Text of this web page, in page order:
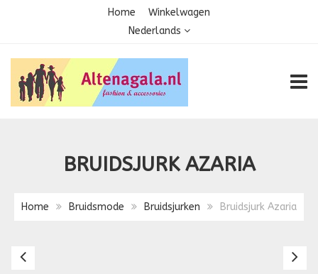
Home
Winkelwagen
Nederlands
BRUIDSJURK AZARIA
Home Bruidsmode Bruidsjurken Bruidsjurk Azaria
Bruidsjurk